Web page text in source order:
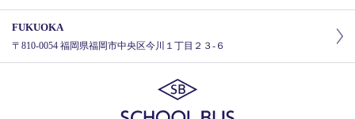
FUKUOKA
〒810-0054 福岡県福岡市中央区今川１丁目２３-６